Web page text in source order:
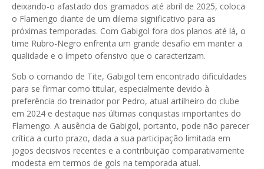
deixando-o afastado dos gramados até abril de 2025, coloca
o Flamengo diante de um dilema significativo para as
próximas temporadas. Com Gabigol fora dos planos até lá, o
time Rubro-Negro enfrenta um grande desafio em manter a
qualidade e o ímpeto ofensivo que o caracterizam.
Sob o comando de Tite, Gabigol tem encontrado dificuldades
para se firmar como titular, especialmente devido à
preferência do treinador por Pedro, atual artilheiro do clube
em 2024 e destaque nas últimas conquistas importantes do
Flamengo. A ausência de Gabigol, portanto, pode não parecer
crítica a curto prazo, dada a sua participação limitada em
jogos decisivos recentes e a contribuição comparativamente
modesta em termos de gols na temporada atual.